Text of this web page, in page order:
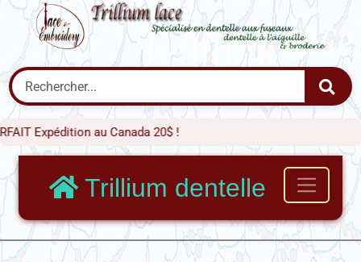
au Canada 20$ !
Trillium dentelle